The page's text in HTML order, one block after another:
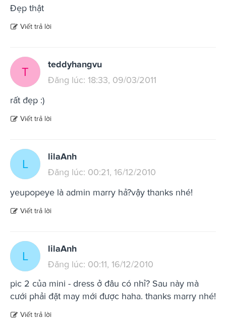
Đẹp thật
Viết trả lời
T
teddyhangvu
Đăng lúc: 18:33, 09/03/2011
rất đẹp :)
Viết trả lời
L
lilaAnh
Đăng lúc: 00:21, 16/12/2010
yeupopeye là admin marry hả?vậy thanks nhé!
Viết trả lời
L
lilaAnh
Đăng lúc: 00:11, 16/12/2010
pic 2 của mini - dress ở đâu có nhỉ? Sau này mà
cưới phải đặt may mới được haha. thanks marry nhé!
Viết trả lời